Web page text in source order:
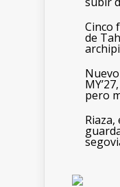
Cinco
de
Nuevo
pero